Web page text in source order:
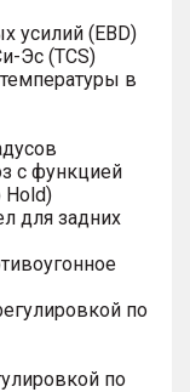
усилий (EBD)
Эс (TCS)
в
с функцией
Hold)
для задних
по
по